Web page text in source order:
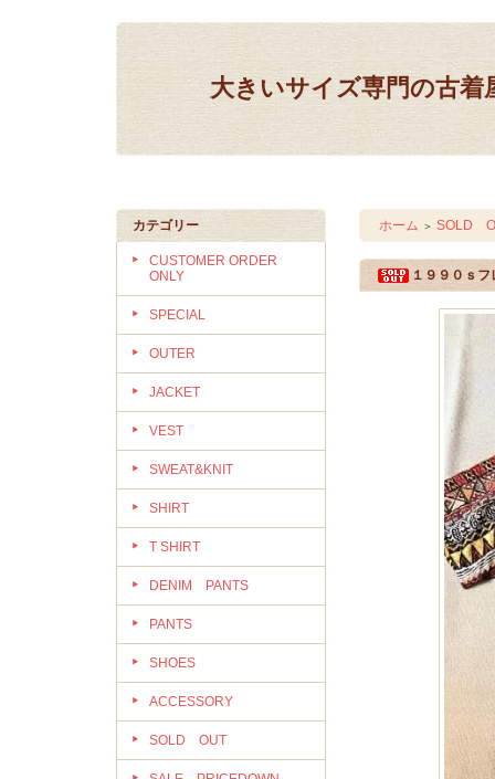
大きいサイズ専門の古
カテゴリー
CUSTOMER ORDER
ONLY
SPECIAL
OUTER
JACKET
VEST
SWEAT&KNIT
SHIRT
T SHIRT
DENIM PANTS
PANTS
SHOES
ACCESSORY
SOLD OUT
ホーム ＞ SOLD
１９９０ｓ